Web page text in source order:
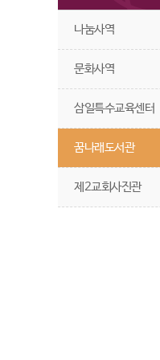
나눔사역
문화사역
삼일특수교육센터
꿈나래도서관
제2교회사진관